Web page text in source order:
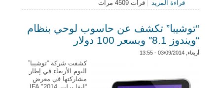
قراءة المزيد
حول منازل ذكية وأجهزة تتبع لمرضى الزهايمر تحدث
تغييراً في حياتهم
قرأت 4509 مرات
“توشيبا” تكشف عن حاسوب لوحي بنظام
“ويندوز 8.1″ وبسعر 100 دولار
أربعاء, 03/09/2014 - 13:55
كشفت شركة “توشيبا”
اليوم الأربعاء في إطار
مشاركتها في معرض